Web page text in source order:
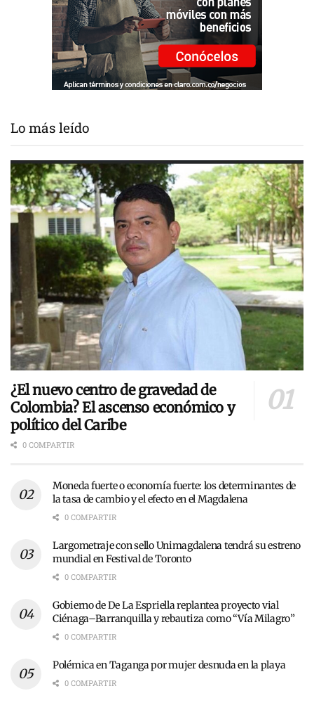
Lo más leído
¿El nuevo centro de gravedad de
Colombia? El ascenso económico y
político del Caribe
0 COMPARTIR
Moneda fuerte o economía fuerte: los determinantes de
la tasa de cambio y el efecto en el Magdalena
0 COMPARTIR
Largometraje con sello Unimagdalena tendrá su estreno
mundial en Festival de Toronto
0 COMPARTIR
Gobierno de De La Espriella replantea proyecto vial
Ciénaga–Barranquilla y rebautiza como “Vía Milagro”
0 COMPARTIR
Polémica en Taganga por mujer desnuda en la playa
0 COMPARTIR